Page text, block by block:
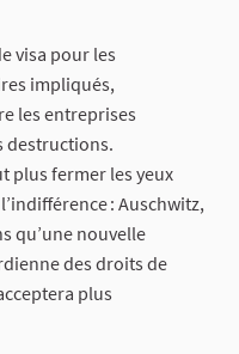
visa pour les
impliqués,
les entreprises
destructions.
plus fermer les yeux
: Auschwitz,
qu’une nouvelle
des droits de
plus